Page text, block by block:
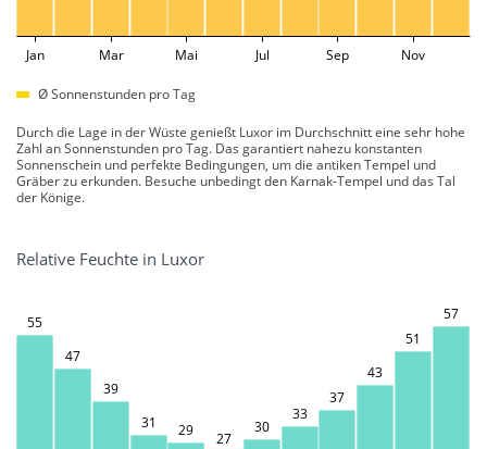
Jan Mar Mai Jul Sep Nov
Ø Sonnenstunden pro Tag
Durch die Lage in der Wüste genießt Luxor im Durchschnitt eine sehr hohe
Zahl an Sonnenstunden pro Tag. Das garantiert nahezu konstanten
Sonnenschein und perfekte Bedingungen, um die antiken Tempel und
Gräber zu erkunden. Besuche unbedingt den Karnak-Tempel und das Tal
der Könige.
Relative Feuchte in Luxor
55
47
39
31
29 27
30
33
37
43
51
57